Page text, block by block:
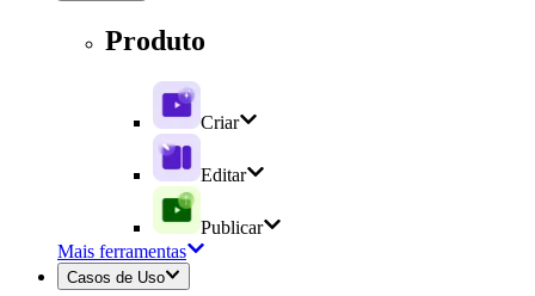
Produto
Criar
Editar
Publicar
Mais ferramentas
Casos de Uso